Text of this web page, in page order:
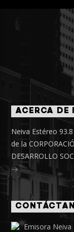
ACERCA DE
Neiva Estéreo
de la
DESARROLLO
Emisora Neiva